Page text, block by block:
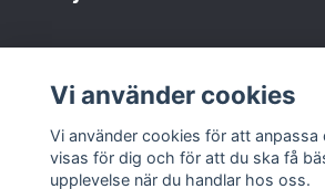
Sociala medier
Vi använder cookies
Vi använder cookies för att anpassa
visas för dig och för att du ska få
upplevelse när du handlar hos oss.